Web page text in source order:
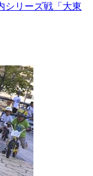
シリーズ戦「大東